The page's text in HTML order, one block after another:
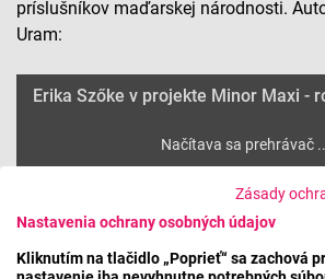
Zásady
Nastavenia ochrany osobných údajov
Kliknutím na tlačidlo „Poprieť“ sa zachová
príslušníkov maďarskej národnosti.
Uram:
Erika Szőke v projekte Minor Maxi -
Nahláste nám chybu